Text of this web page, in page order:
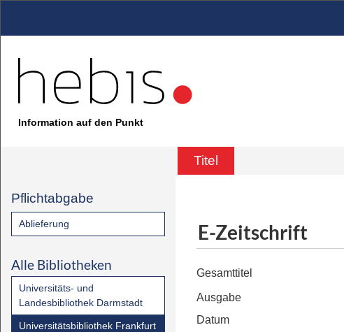
Information auf den Punkt
Titel
Pflichtabgabe
Ablieferung
Alle Bibliotheken
Universitäts- und
Landesbibliothek Darmstadt
Universitätsbibliothek Frankfurt
E-Zeitschrift
Gesamttitel
Ausgabe
Datum